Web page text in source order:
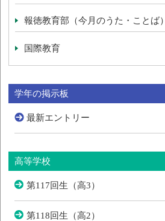
報徳教育部（今月のうた・ことば）
国際教育
学年の掲示板
最新エントリー
高等学校
第117回生（高3）
第118回生（高2）